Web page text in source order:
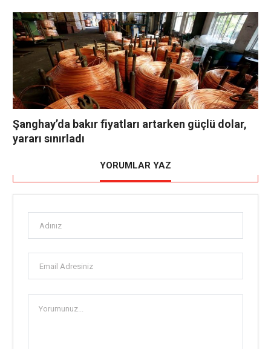
Şanghay’da bakır fiyatları artarken güçlü dolar,
yararı sınırladı
YORUMLAR YAZ